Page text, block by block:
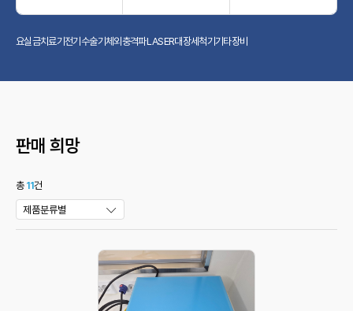
요실금치료기 전기수술기 체외충격파LASER대장세척기기타장비
판매 희망
총 11건
제품분류별